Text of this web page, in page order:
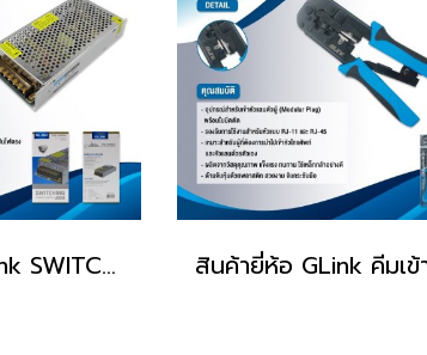
สินค้ายี่ห้อ GLink SWITCHING POWER SUPPLY รุ่น GIPS-003